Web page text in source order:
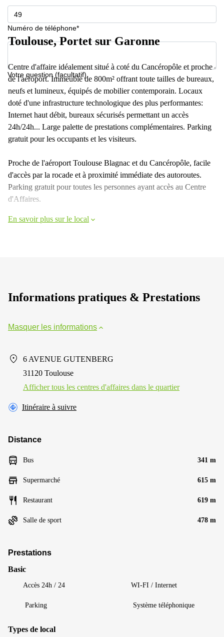
Numéro de téléphone*
Votre question (facultatif)
Toulouse, Portet sur Garonne
Centre d'affaire idéalement situé à coté du Cancéropôle et proche
de l'aéroport. Immeuble de 800m² offrant toute tailles de bureaux,
neufs et lumineux, équipés de mobilier contemporain. Locaux
doté d'une infrastructure technologique des plus performantes:
Internet haut débit, bureaux sécurisés permettant un accès
24h/24h... Large palette de prestations complémentaires. Parking
gratuit pour les occupants et les visiteurs.
Proche de l'aéroport Toulouse Blagnac et du Cancéropôle, facile
d'accès par la rocade et à proximité immédiate des autoroutes.
Parking gratuit pour toutes les personnes ayant accès au Centre
d'Affaires.
En savoir plus sur le local
Informations pratiques & Prestations
Masquer les informations
6 AVENUE GUTENBERG
31120 Toulouse
Afficher tous les centres d'affaires dans le quartier
Itinéraire à suivre
Distance
Bus 341 m
Supermarché 615 m
Restaurant 619 m
Salle de sport 478 m
Prestations
Basic
Accès 24h / 24 WI-FI / Internet
Parking Système téléphonique
Types de local